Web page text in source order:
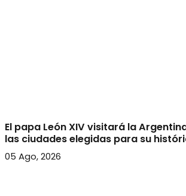
El papa León XIV visitará la
las ciudades elegidas para su
05 Ago, 2026